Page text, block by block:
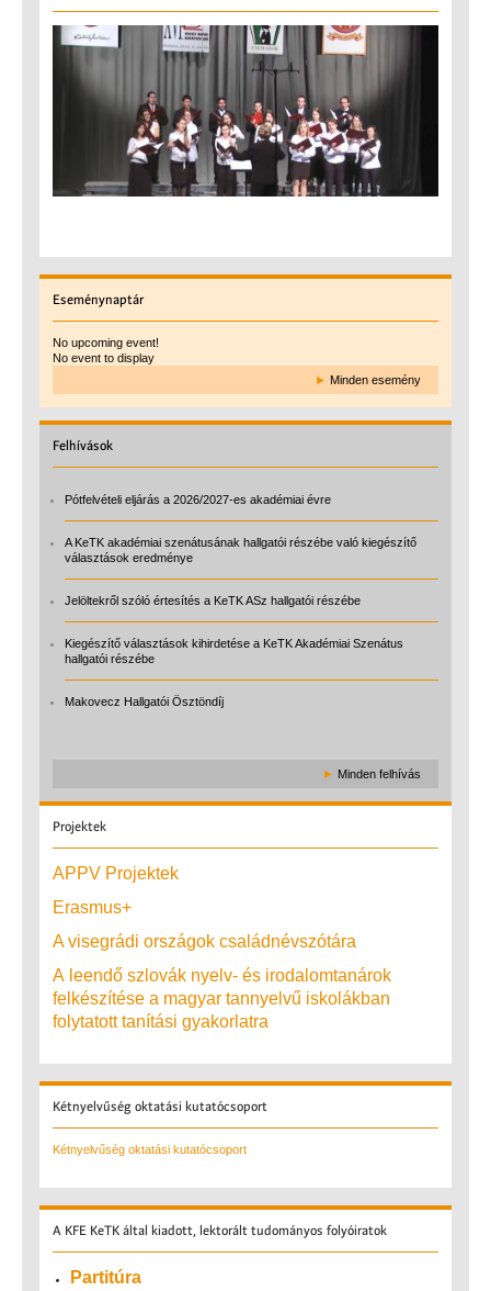
Eseménynaptár
No upcoming event!
No event to display
► Minden esemény
Felhívások
Pótfelvételi eljárás a 2026/2027-es akadémiai évre
A KeTK akadémiai szenátusának hallgatói részébe való kiegészítő
választások eredménye
Jelöltekről szóló értesítés a KeTK ASz hallgatói részébe
Kiegészítő választások kihirdetése a KeTK Akadémiai Szenátus
hallgatói részébe
Makovecz Hallgatói Ösztöndíj
► Minden felhívás
Projektek
APPV Projektek
Erasmus+
A visegrádi országok családnévszótára
A leendő szlovák nyelv- és irodalomtanárok
felkészítése a magyar tannyelvű iskolákban
folytatott tanítási gyakorlatra
Kétnyelvűség oktatási kutatócsoport
Kétnyelvűség oktatási kutatócsoport
A KFE KeTK által kiadott, lektorált tudományos folyóiratok
Partitúra